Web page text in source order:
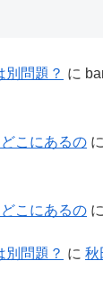
別問題？ に
こにあるの に
こにあるの に
別問題？ に